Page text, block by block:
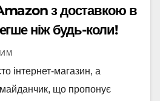
з доставкою в
ніж будь-коли!
інтернет-магазин, а
що пропонує